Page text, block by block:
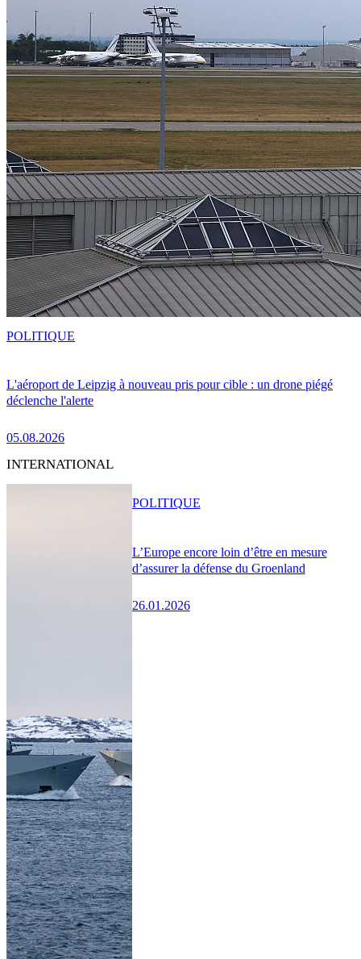
L'aéroport de Leipzig à nouveau pris pour cible : un drone piégé
déclenche l'alerte
05.08.2026
POLITIQUE
INTERNATIONAL
L’Europe encore loin d’être en mesure
d’assurer la défense du Groenland
26.01.2026
POLITIQUE